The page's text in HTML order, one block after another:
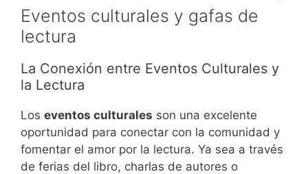
Eventos culturales y gafas de
lectura
La Conexión entre Eventos Culturales y
la Lectura
Los eventos culturales son una excelente
oportunidad para conectar con la comunidad y
fomentar el amor por la lectura. Ya sea a través
de ferias del libro, charlas de autores o